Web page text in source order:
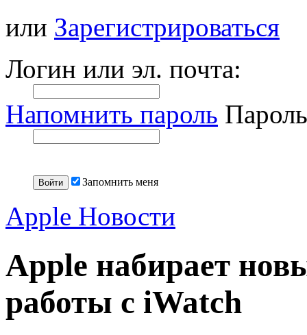
или Зарегистрироваться
Логин или эл. почта:
Напомнить пароль
Запомнить меня
Apple Новости
Apple набирает
работы с iWatch